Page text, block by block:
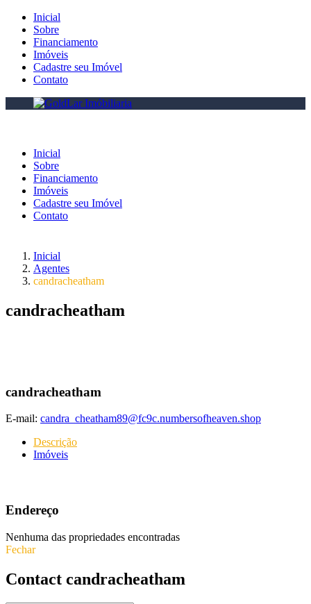
Inicial
Sobre
Financiamento
Imóveis
Cadastre seu Imóvel
Contato
Inicial
Sobre
Financiamento
Imóveis
Cadastre seu Imóvel
Contato
Inicial
Agentes
candracheatham
candracheatham
candracheatham
E-mail: candra_cheatham89@fc9c.numbersofheaven.shop
Descrição
Imóveis
Endereço
Nenhuma das propriedades encontradas
Fechar
Contact candracheatham